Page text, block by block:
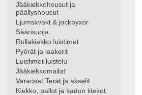
Jääkiekkohousut ja
päällyshousut
Ljumskvakt & jockbyxor
Säärisuoja
Rullakiekko luistimet
Pyörät ja laakerit
Luistimet luistelu
Jääkiekkomailat
Varaosat Terät ja akselit
Kiekko, pallot ja kadun kiekot